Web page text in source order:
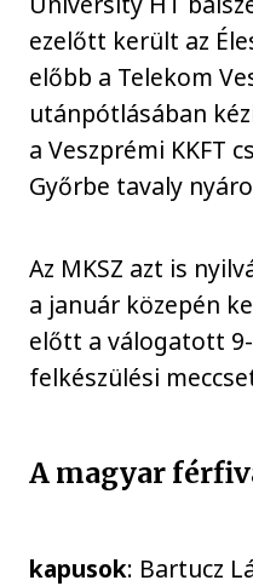
ezelőtt került az
előbb a Telekom
utánpótlásában
a Veszprémi KKFT
Győrbe tavaly
Az MKSZ azt is
a január közepén
előtt a válogatott
felkészülési
A magyar
kapusok: Bartucz